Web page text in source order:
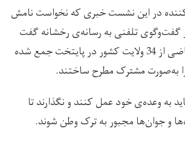
در این نشست خبری که نخواست نامش
گفت‌وگوی تلفنی به رسانه‌ی رخشانه گفت
که حدود یک هزار قاضی از 34 ولایت کشور در پایتخت جمع شده
به‌صورت مشترک مطرح ساختند.
به وعده‌ی خود عمل کنند و نگذارند تا
و جوان‌ها مجبور به ترک وطن شوند.